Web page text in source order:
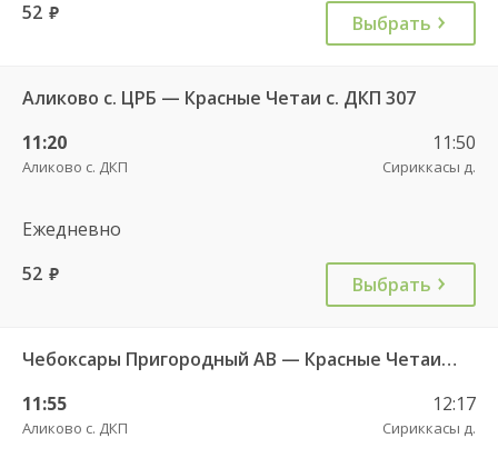
52 руб. Выбрать
Аликово с. ЦРБ — Красные Четаи с. ДКП 307
11:20
Аликово с. ДКП
11:50
Сириккасы д.
Ежедневно
52 руб. Выбрать
Чебоксары Пригородный АВ — Красные Четаи с. ДКП ч/з Аликово с. ДКП 753
11:55
Аликово с. ДКП
12:17
Сириккасы д.